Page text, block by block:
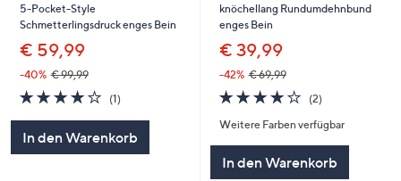
5-Pocket-Style
Schmetterlingsdruck enges Bein
€ 59,99
-40% € 99,99
4.0
von
(1)
In den Warenkorb
knöchellang Rundumdehnbund
enges Bein
€ 39,99
-42% € 69,99
4.0
von
5
(2)
Weitere Farben verfügbar
In den Warenkorb